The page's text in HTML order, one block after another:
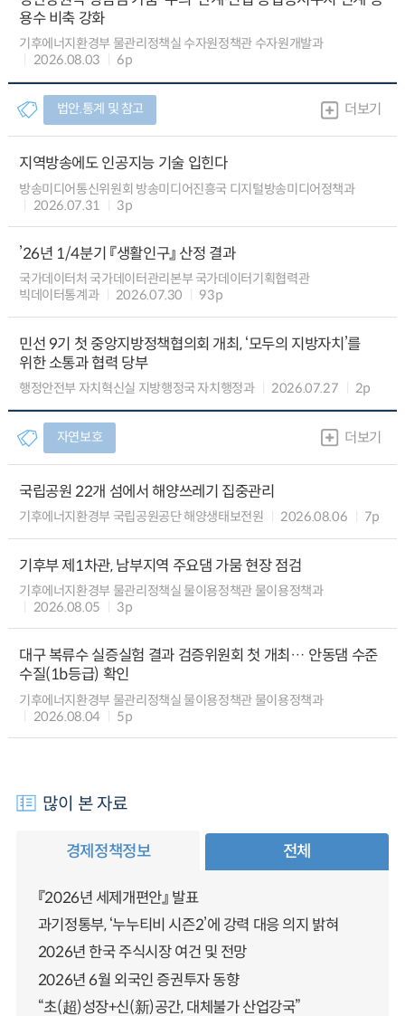
용수 비축 강화
기후에너지환경부 물관리정책실 수자원정책관 수자원개발과
2026.08.03
6p
법안.통계 및 참고 더보기
지역방송에도 인공지능 기술 입힌다
방송미디어통신위원회 방송미디어진흥국 디지털방송미디어정책과
2026.07.31
3p
’26년 1/4분기 『생활인구』 산정 결과
국가데이터처 국가데이터관리본부 국가데이터기획협력관
빅데이터통계과
2026.07.30 93p
민선 9기 첫 중앙지방정책협의회 개최, ‘모두의 지방자치’를
위한 소통과 협력 당부
행정안전부 자치혁신실 지방행정국 자치행정과 2026.07.27 2p
자연보호 더보기
국립공원 22개 섬에서 해양쓰레기 집중관리
기후에너지환경부 국립공원공단 해양생태보전원 2026.08.06 7p
기후부 제1차관, 남부지역 주요댐 가뭄 현장 점검
기후에너지환경부 물관리정책실 물이용정책관 물이용정책과
2026.08.05
3p
대구 복류수 실증실험 결과 검증위원회 첫 개최… 안동댐 수준
수질(1b등급) 확인
기후에너지환경부 물관리정책실 물이용정책관 물이용정책과
2026.08.04
5p
많이 본 자료
경제정책정보 전체
『2026년 세제개편안』 발표
과기정통부, ‘누누티비 시즌2’에 강력 대응 의지 밝혀
2026년 한국 주식시장 여건 및 전망
2026년 6월 외국인 증권투자 동향
“초(超)성장+신(新)공간, 대체불가 산업강국”